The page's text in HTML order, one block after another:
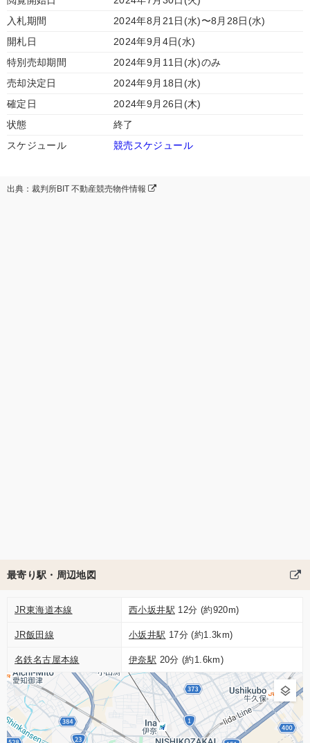
入札期間
2024年8月21日(水)〜8月28日(水)
開札日
2024年9月4日(水)
特別売却期間
2024年9月11日(水)のみ
売却決定日
2024年9月18日(水)
確定日
2024年9月26日(木)
状態
終了
スケジュール
競売スケジュール
出典：裁判所BIT 不動産競売物件情報
最寄り駅・周辺地図
JR東海道本線 西小坂井駅 12分 (約920m)
JR飯田線 小坂井駅 17分 (約1.3km)
名鉄名古屋本線 伊奈駅 20分 (約1.6km)